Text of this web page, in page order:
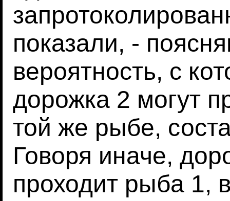
показали, -
вероятность, с
дорожка 2 могут
той же рыбе,
Говоря иначе,
проходит рыба 1,